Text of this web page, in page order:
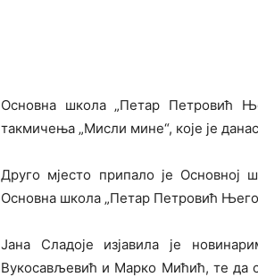
Основна школа „Петар Петровић
такмичења „Мисли мине“, које је
Друго мјесто припало је Основној
Основна школа „Петар Петровић
Јана Сладоје изјавила је
Вукосављевић и Марко Мићић, те да